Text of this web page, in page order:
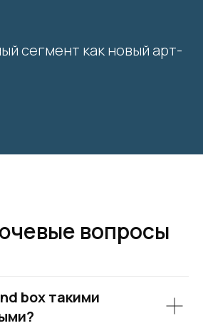
сегмент как новый арт-
вопросы
box такими